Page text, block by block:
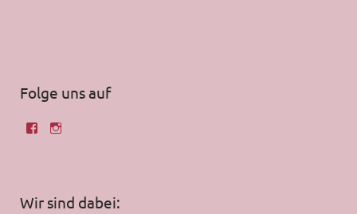
Folge uns auf
Wir sind dabei: